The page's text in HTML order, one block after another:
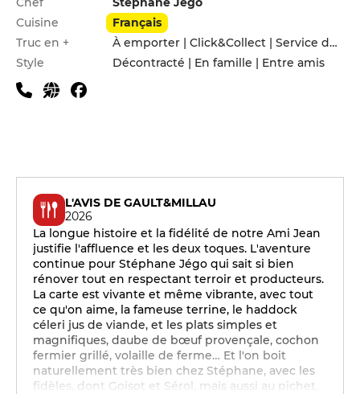
Cuisine
Français
Truc en +
À emporter | Click&Collect | Service de livraison
Style
Décontracté | En famille | Entre amis
L'AVIS DE GAULT&MILLAU
2026
La longue histoire et la fidélité de notre Ami Jean
justifie l'affluence et les deux toques. L'aventure
continue pour Stéphane Jégo qui sait si bien
rénover tout en respectant terroir et producteurs.
La carte est vivante et même vibrante, avec tout
ce qu'on aime, la fameuse terrine, le haddock
céleri jus de viande, et les plats simples et
magnifiques, daube de bœuf provençale, cochon
fermier grillé, volaille de ferme… Et l'on boit
naturellement très bien chez Stéphane, avec les
fidèles, dont Goisot et Sérol, mais aussi au pichet.